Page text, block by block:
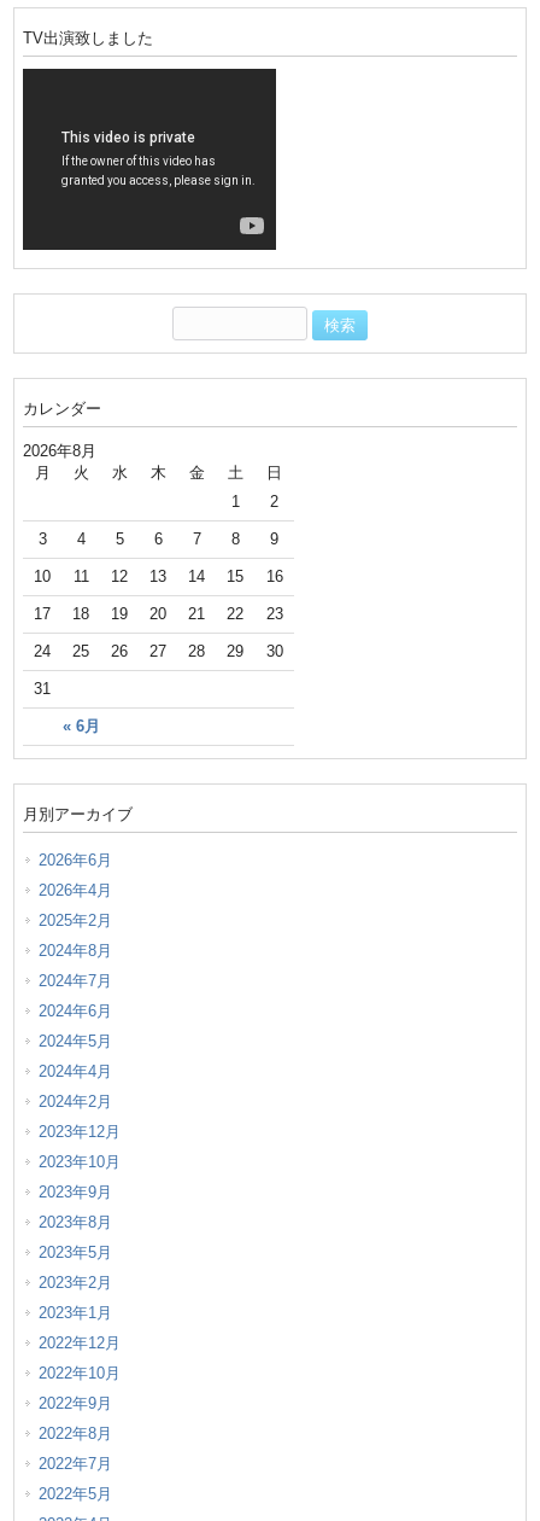
TV出演致しました
カレンダー
2026年8月
月 火 水 木 金 土 日
« 6月
1 2
3 4 5 6 7 8 9
10 11 12 13 14 15 16
17 18 19 20 21 22 23
24 25 26 27 28 29 30
31
月別アーカイブ
2026年6月
2026年4月
2025年2月
2024年8月
2024年7月
2024年6月
2024年5月
2024年4月
2024年2月
2023年12月
2023年10月
2023年9月
2023年8月
2023年5月
2023年2月
2023年1月
2022年12月
2022年10月
2022年9月
2022年8月
2022年7月
2022年5月